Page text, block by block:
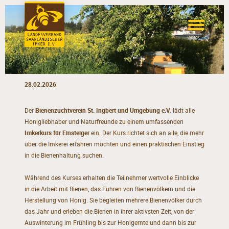
28.02.2026
DerBienenzuchtverein St. Ingbert und Umgebung e.V.lädt alle
Honigliebhaber und Naturfreunde zu einem umfassenden
Imkerkurs für Einsteigerein. Der Kurs richtet sich an alle, die mehr
über die Imkerei erfahren möchten und einen praktischen Einstieg
in die Bienenhaltung suchen.
Während des Kurses erhalten die Teilnehmer wertvolle Einblicke
in die Arbeit mit Bienen, das Führen von Bienenvölkern und die
Herstellung von Honig. Sie begleiten mehrere Bienenvölker durch
das Jahr und erleben die Bienen in ihrer aktivsten Zeit, von der
Auswinterung im Frühling bis zur Honigernte und dann bis zur